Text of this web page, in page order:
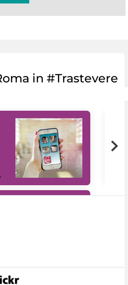
in #Trastevere